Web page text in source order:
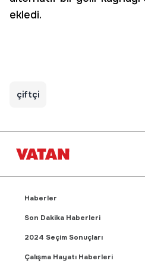
ekledi.
çiftçi
Haberler
Son Dakika Haberleri
2024 Seçim Sonuçları
Çalışma Hayatı Haberleri